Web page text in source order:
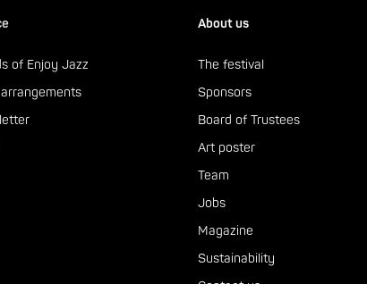
of Enjoy Jazz
About us
The festival
Sponsors
Board of Trustees
Art poster
Team
Jobs
Magazine
Sustainability